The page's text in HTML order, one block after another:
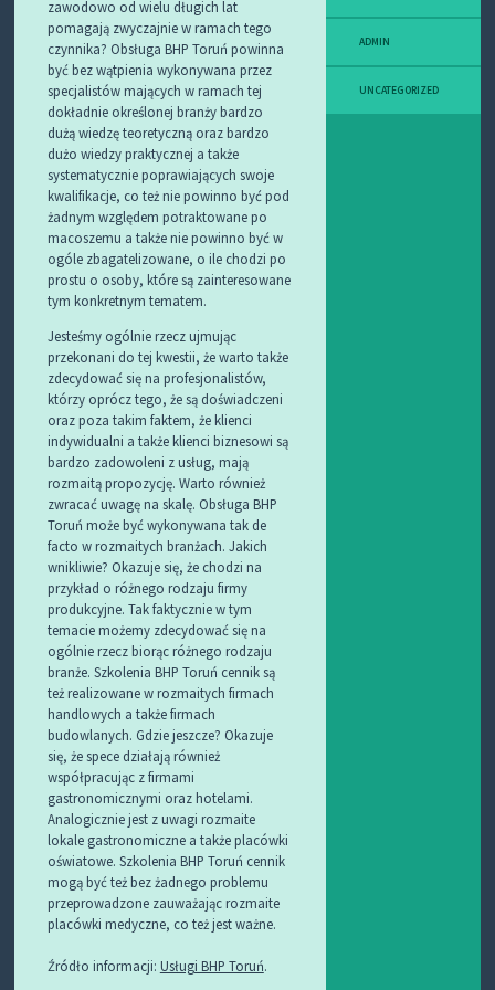
zawodowo od wielu długich lat
pomagają zwyczajnie w ramach tego
czynnika? Obsługa BHP Toruń powinna
być bez wątpienia wykonywana przez
specjalistów mających w ramach tej
dokładnie określonej branży bardzo
dużą wiedzę teoretyczną oraz bardzo
dużo wiedzy praktycznej a także
systematycznie poprawiających swoje
kwalifikacje, co też nie powinno być pod
żadnym względem potraktowane po
macoszemu a także nie powinno być w
ogóle zbagatelizowane, o ile chodzi po
prostu o osoby, które są zainteresowane
tym konkretnym tematem.
Jesteśmy ogólnie rzecz ujmując
przekonani do tej kwestii, że warto także
zdecydować się na profesjonalistów,
którzy oprócz tego, że są doświadczeni
oraz poza takim faktem, że klienci
indywidualni a także klienci biznesowi są
bardzo zadowoleni z usług, mają
rozmaitą propozycję. Warto również
zwracać uwagę na skalę. Obsługa BHP
Toruń może być wykonywana tak de
facto w rozmaitych branżach. Jakich
wnikliwie? Okazuje się, że chodzi na
przykład o różnego rodzaju firmy
produkcyjne. Tak faktycznie w tym
temacie możemy zdecydować się na
ogólnie rzecz biorąc różnego rodzaju
branże. Szkolenia BHP Toruń cennik są
też realizowane w rozmaitych firmach
handlowych a także firmach
budowlanych. Gdzie jeszcze? Okazuje
się, że spece działają również
współpracując z firmami
gastronomicznymi oraz hotelami.
Analogicznie jest z uwagi rozmaite
lokale gastronomiczne a także placówki
oświatowe. Szkolenia BHP Toruń cennik
mogą być też bez żadnego problemu
przeprowadzone zauważając rozmaite
placówki medyczne, co też jest ważne.
Źródło informacji: Usługi BHP Toruń.
ADMIN
UNCATEGORIZED